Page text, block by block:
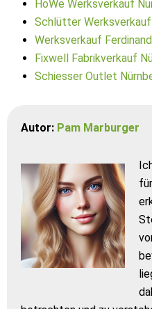
HoWe Werksverkauf
Schlütter
Werksverkauf
Fixwell Fabrikverkauf
Schiesser Outlet
Autor: Pam Marburger